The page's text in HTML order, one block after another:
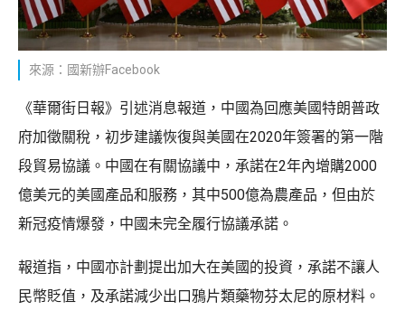
來源：國新辦Facebook
《華爾街日報》引述消息報道，中國為回應美國特朗普政
府加徵關稅，初步建議恢復與美國在2020年簽署的第一階
段貿易協議。中國在有關協議中，承諾在2年內增購2000
億美元的美國產品和服務，其中500億為農產品，但由於
新冠疫情爆發，中國未完全履行協議承諾。
報道指，中國亦計劃提出加大在美國的投資，承諾不讓人
民幣貶值，及承諾減少出口鴉片類藥物芬太尼的原材料。